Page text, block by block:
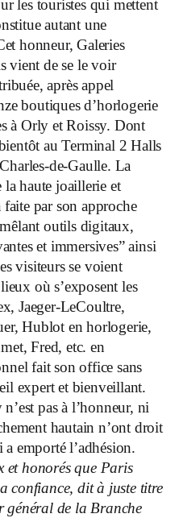
les touristes qui mettent
autant une
honneur, Galeries
vient de se le voir
après appel
boutiques d’horlogerie
à Orly et Roissy. Dont
au Terminal 2 Halls
de-Gaulle. La
la haute joaillerie et
par son approche
outils digitaux,
et immersives” ainsi
visiteurs se voient
où s’exposent les
Jaeger-LeCoultre,
Hublot en horlogerie,
Fred, etc. en
fait son office sans
expert et bienveillant.
pas à l’honneur, ni
hautain n’ont droit
emporté l’adhésion.
et honorés que Paris
confiance, dit à juste titre
général de la Branche